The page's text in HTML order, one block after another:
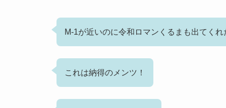
M-1が近いのに令和ロマンくるまも出てくれ
これは納得のメンツ！